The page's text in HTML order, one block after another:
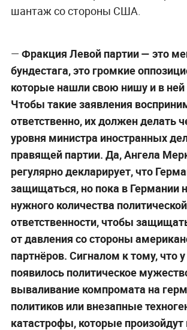
шантаж со стороны США.
— Фракция Левой партии — это
бундестага, это громкие
которые нашли свою нишу и в
Чтобы такие заявления
ответственно, их должен делать
уровня министра иностранных
правящей партии. Да, Ангела
регулярно декларирует, что
защищаться, но пока в Германии
нужного количества политической
ответственности, чтобы
от давления со стороны
партнёров. Сигналом к тому, что
появилось политическое
вываливание компромата на
политиков или внезапные
катастрофы, которые произойдут